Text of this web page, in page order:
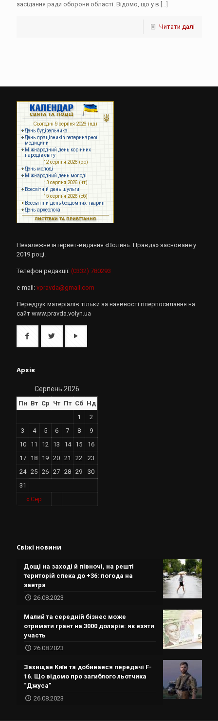
засідання ради оборони області. Відомо, що у в […]
Читати далі
Незалежне інтернет-видання «Волинь. Правда» засноване у
2019 році.
Телефон редакції: (0332) 780293
e-mail: vpravda@gmail.com
Передрук матеріалів тільки за наявності гіперпосилання на
сайт www.pravda.volyn.ua
Архів
Серпень 2026
Пн Вт Ср Чт Пт Сб Нд
« Сер
1
2
3
4 5 6 7 8
9
10
11 12 13 14 15
16
17
18 19 20 21 22
23
24
25 26 27 28 29
30
31
Свіжі новини
Дощі на заході й півночі, на решті
територій спека до +36: погода на
завтра
26.08.2023
Малий та середній бізнес може
отримати грант на 3000 доларів: як взяти
участь
26.08.2023
Захищав Київ та добивався передачі F-
16. Що відомо про загиблого льотчика
“Джуса”
26.08.2023